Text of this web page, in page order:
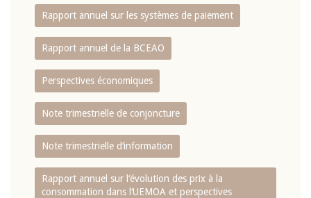
Rapport annuel sur les systèmes de paiement
Rapport annuel de la BCEAO
Perspectives économiques
Note trimestrielle de conjoncture
Note trimestrielle d‘information
Rapport annuel sur l‘évolution des prix à la
consommation dans l‘UEMOA et perspectives